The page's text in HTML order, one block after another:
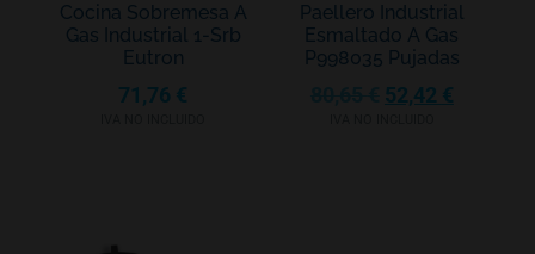
Cocina Sobremesa A
Gas Industrial 1-Srb
Eutron
71,76 €
Paellero Industrial
Esmaltado A Gas
P998035 Pujadas
52,42 €